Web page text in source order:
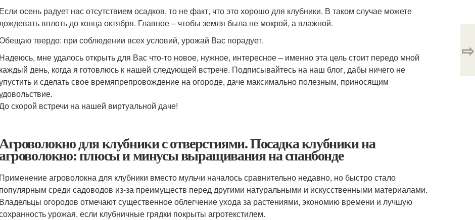
Если осень радует нас отсутствием осадков, то не факт, что это хорошо для клубники. В таком случае можете
вплоть до конца октября. Главное – чтобы земля была не мокрой, а влажной.
твердо: при соблюдении всех условий, урожай Вас порадует.
Надеюсь, мне удалось открыть для Вас что-то новое, нужное, интересное – именно эта цель стоит передо мной
каждый день, когда я готовлюсь к нашей следующей встрече. Подписывайтесь на наш блог, дабы ничего не
и сделать свое времяпрепровождение на огороде, даче максимально полезным, приносящим
скорой встречи на нашей виртуальной даче!
для клубники с отверстиями. Посадка клубники на
плюсы и минусы выращивания на спанбонде
Применение агроволокна для клубники вместо мульчи началось сравнительно недавно, но быстро стало
популярным среди садоводов из-за преимуществ перед другими натуральными и искусственными материалами.
Владельцы огородов отмечают существенное облегчение ухода за растениями, экономию времени и лучшую
урожая, если клубничные грядки покрыты агротекстилем.
⇨